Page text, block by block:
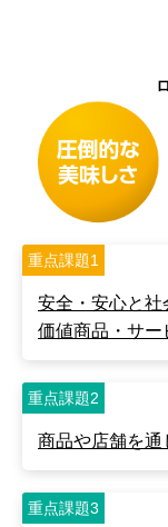
重点課題1
安全・安心と社
価値商品・サー
重点課題2
商品や店舗を通
重点課題3